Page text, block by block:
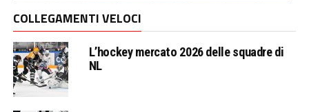
COLLEGAMENTI VELOCI
L’hockey mercato 2026 delle squadre di
NL